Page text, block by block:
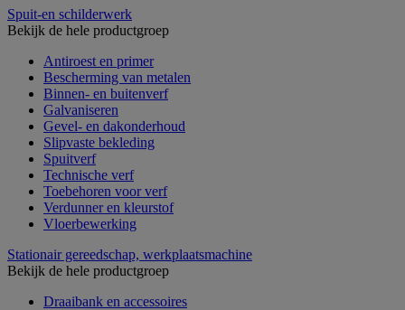
Spuit-en schilderwerk
Bekijk de hele productgroep
Antiroest en primer
Bescherming van metalen
Binnen- en buitenverf
Galvaniseren
Gevel- en dakonderhoud
Slipvaste bekleding
Spuitverf
Technische verf
Toebehoren voor verf
Verdunner en kleurstof
Vloerbewerking
Stationair gereedschap, werkplaatsmachine
Bekijk de hele productgroep
Draaibank en accessoires